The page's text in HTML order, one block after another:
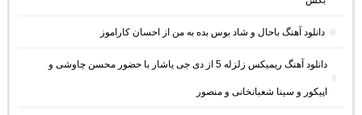
دانلود آهنگ باحال و شاد بوس بده به من از احسان کاراموز
دانلود آهنگ ریمیکس زلزله 5 از دی جی یاشار با حضور محسن چاوشی و
اپیکور و سینا شعبانخانی و منصور